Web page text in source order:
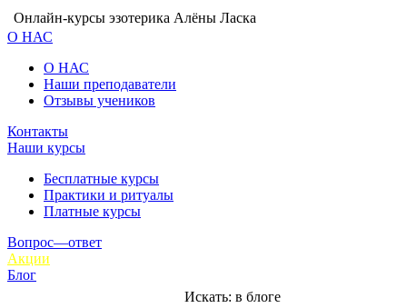
Онлайн-курсы эзотерика Алёны Ласка
О НАС
О НАС
Наши преподаватели
Отзывы учеников
Контакты
Наши курсы
Бесплатные курсы
Практики и ритуалы
Платные курсы
Вопрос—ответ
Акции
Блог
Искать: в блоге